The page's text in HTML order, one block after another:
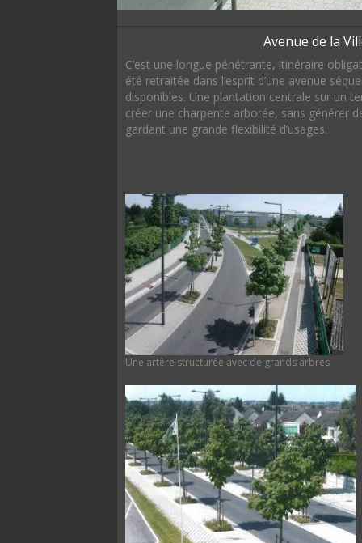
Avenue de la
C’est une longue pénétrante, itinéraire
été retraitée dans l’esprit d’une avenue
disponibles. Une plantation centrale sur un
créer une charpente arborée, sans générer
gardant une grande flexibilité d’usages.
Une artère structurée avec de grands arbres